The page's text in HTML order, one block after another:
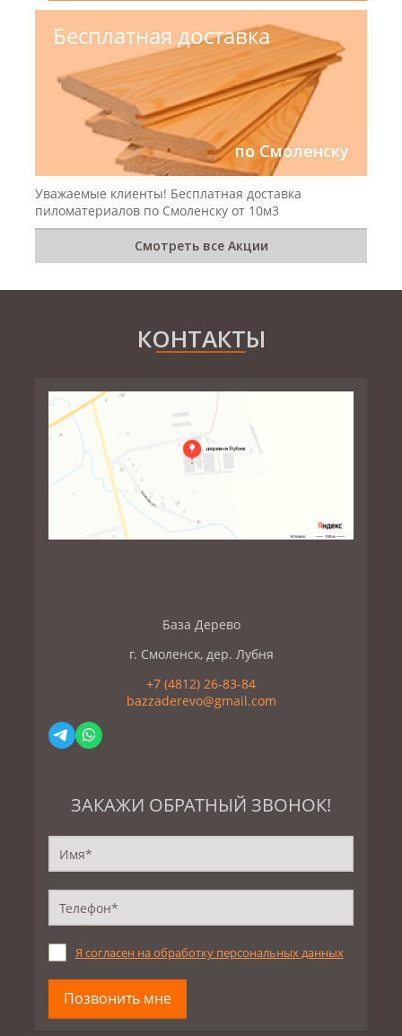
Бесплатная доставка
по Смоленску
Уважаемые клиенты! Бесплатная доставка
пиломатериалов по Смоленску от 10м3
Смотреть все Акции
КОНТАКТЫ
База Дерево
г. Смоленск, дер. Лубня
+7 (4812) 26-83-84
bazzaderevo@gmail.com
ЗАКАЖИ ОБРАТНЫЙ ЗВОНОК!
Я согласен на обработку персональных данных
Позвонить мне